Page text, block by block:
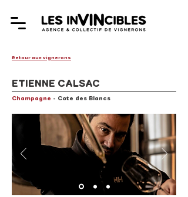
Retour aux vignerons
ETIENNE CALSAC
Champagne - Cote des Blancs